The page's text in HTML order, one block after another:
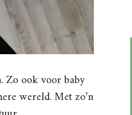
Zo ook voor baby
wereld. Met zo’n